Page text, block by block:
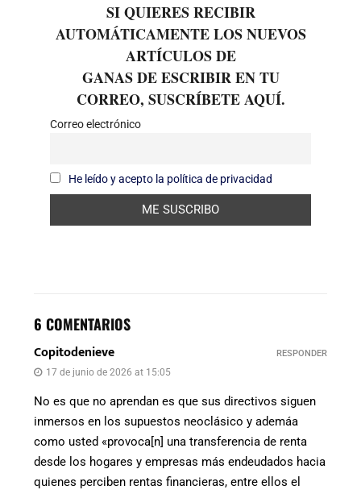
SI QUIERES RECIBIR
AUTOMÁTICAMENTE LOS NUEVOS
ARTÍCULOS DE
GANAS DE ESCRIBIR EN TU
CORREO, SUSCRÍBETE AQUÍ.
Correo electrónico
He leído y acepto la política de privacidad
6 COMENTARIOS
Copitodenieve
17 de junio de 2026 at 15:05
No es que no aprendan es que sus directivos siguen
inmersos en los supuestos neoclásico y ademáa
como usted «provoca[n] una transferencia de renta
desde los hogares y empresas más endeudados hacia
quienes perciben rentas financieras, entre ellos el
RESPONDER